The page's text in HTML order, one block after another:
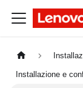
Installazione e